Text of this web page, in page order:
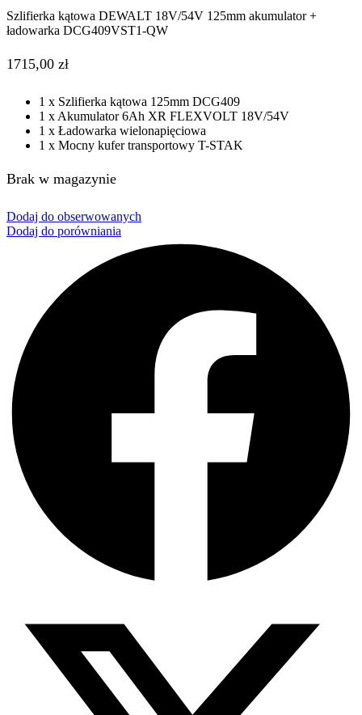
Szlifierka kątowa DEWALT 18V/54V 125mm akumulator +
ładowarka DCG409VST1-QW
1715,00 zł
1 x Szlifierka kątowa 125mm DCG409
1 x Akumulator 6Ah XR FLEXVOLT 18V/54V
1 x Ładowarka wielonapięciowa
1 x Mocny kufer transportowy T-STAK
Brak w magazynie
Dodaj do obserwowanych
Dodaj do porówniania